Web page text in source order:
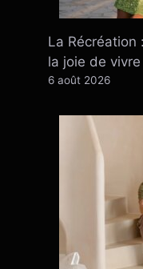
La Récréation
la joie de
6 août 2026